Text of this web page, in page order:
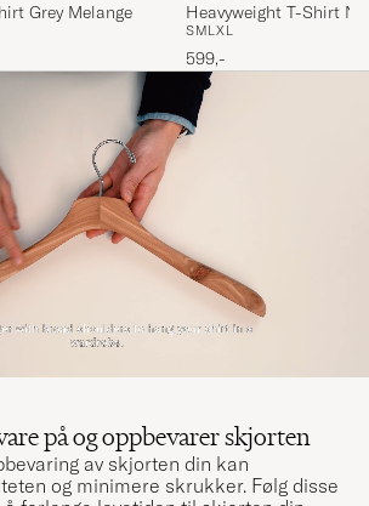
Grey Melange Heavyweight T-Shirt
SMLXL
599,-
på og oppbevarer skjorten
av skjorten din kan
og minimere skrukker. Følg disse